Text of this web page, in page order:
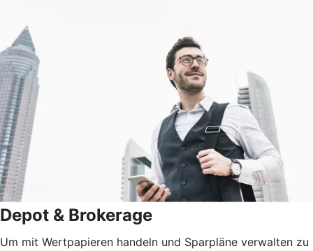
Depot & Brokerage
Um mit Wertpapieren handeln und Sparpläne verwalten zu